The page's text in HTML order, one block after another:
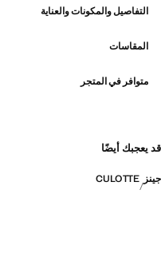
التفاصيل والمكونات والعناية
المقاسات
متوافر في المتجر
قد يعجبك أيضًا
جينز CULOTTE